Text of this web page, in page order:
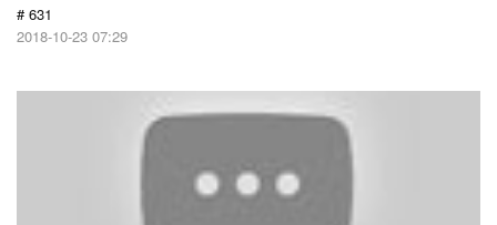
# 631
2018-10-23 07:29